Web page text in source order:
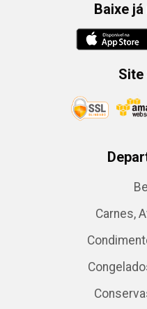
Baixe
Site
Carnes,